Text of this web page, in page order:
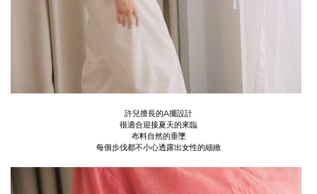
許兒擅長的A擺設計
很適合迎接夏天的來臨
布料自然的垂墜
每個步伐都不小心透露出女性的細緻